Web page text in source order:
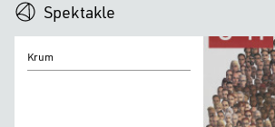
Spektakle
Krum